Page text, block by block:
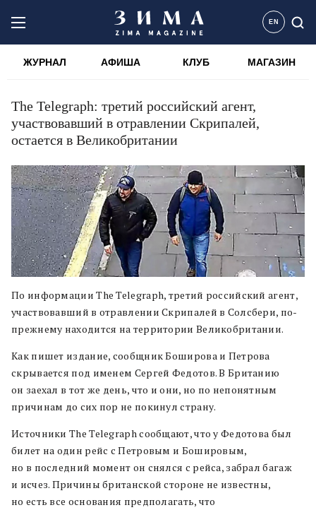
EN
ЖУРНАЛ АФИША КЛУБ МАГАЗИН
The Telegraph: третий российский агент,
участвовавший в отравлении Скрипалей,
остается в Великобритании
По информации The Telegraph, третий российский агент,
участвовавший в отравлении Скрипалей в Солсбери, по-
прежнему находится на территории Великобритании.
Как пишет издание, сообщник Боширова и Петрова
скрывается под именем Сергей Федотов. В Британию
он заехал в тот же день, что и они, но по непонятным
причинам до сих пор не покинул страну.
Источники The Telegraph сообщают, что у Федотова был
билет на один рейс с Петровым и Бошировым,
но в последний момент он снялся с рейса, забрал багаж
и исчез. Причины британской стороне не известны,
но есть все основания предполагать, что